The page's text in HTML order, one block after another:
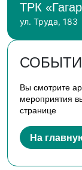
ТРК
ул. Труда, 183
Вы смотрите
мероприятия
странице
На